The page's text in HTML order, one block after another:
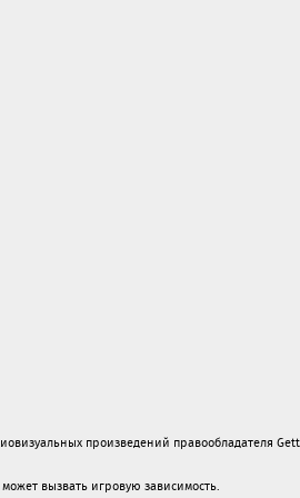
произведений правообладателя
вызвать игровую зависимость.